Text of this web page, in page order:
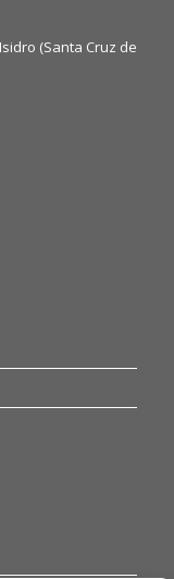
(Santa Cruz de